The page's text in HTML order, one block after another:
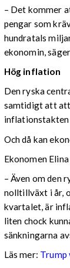
– Det kommer
pengar som
hundratals
ekonomin,
Hög inflation
Den ryska
samtidigt att
inflationstakten
Och då kan
Ekonomen
– Även om den
nolltillväxt i år,
kvartalet, är
liten chock
sänkningarna
Läs mer: Trump